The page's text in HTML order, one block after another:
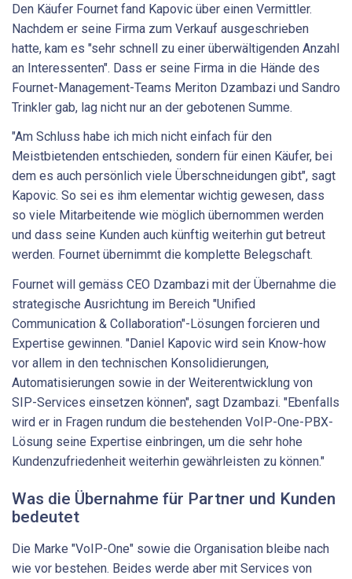
Den Käufer Fournet fand Kapovic über einen Vermittler.
Nachdem er seine Firma zum Verkauf ausgeschrieben
hatte, kam es "sehr schnell zu einer überwältigenden Anzahl
an Interessenten". Dass er seine Firma in die Hände des
Fournet-Management-Teams Meriton Dzambazi und Sandro
Trinkler gab, lag nicht nur an der gebotenen Summe.
"Am Schluss habe ich mich nicht einfach für den
Meistbietenden entschieden, sondern für einen Käufer, bei
dem es auch persönlich viele Überschneidungen gibt", sagt
Kapovic. So sei es ihm elementar wichtig gewesen, dass
so viele Mitarbeitende wie möglich übernommen werden
und dass seine Kunden auch künftig weiterhin gut betreut
werden. Fournet übernimmt die komplette Belegschaft.
Fournet will gemäss CEO Dzambazi mit der Übernahme die
strategische Ausrichtung im Bereich "Unified
Communication & Collaboration"-Lösungen forcieren und
Expertise gewinnen. "Daniel Kapovic wird sein Know-how
vor allem in den technischen Konsolidierungen,
Automatisierungen sowie in der Weiterentwicklung von
SIP-Services einsetzen können", sagt Dzambazi. "Ebenfalls
wird er in Fragen rundum die bestehenden VoIP-One-PBX-
Lösung seine Expertise einbringen, um die sehr hohe
Kundenzufriedenheit weiterhin gewährleisten zu können."
Was die Übernahme für Partner und Kunden
bedeutet
Die Marke "VoIP-One" sowie die Organisation bleibe nach
wie vor bestehen. Beides werde aber mit Services von